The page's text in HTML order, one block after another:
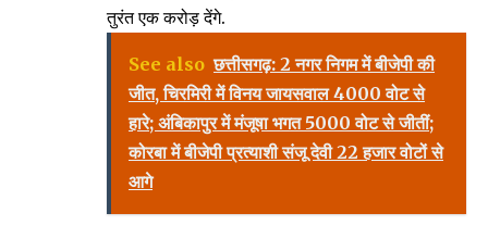
तुरंत एक करोड़ देंगे.
See also छत्तीसगढ़: 2 नगर निगम में बीजेपी की
जीत, चिरमिरी में विनय जायसवाल 4000 वोट से
हारे; अंबिकापुर में मंजूषा भगत 5000 वोट से जीतीं;
कोरबा में बीजेपी प्रत्याशी संजू देवी 22 हजार वोटों से
आगे